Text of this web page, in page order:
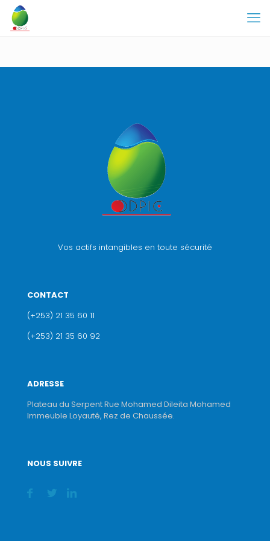
Vos actifs intangibles en toute sécurité
CONTACT
(+253) 21 35 60 11
(+253) 21 35 60 92
ADRESSE
Plateau du Serpent Rue Mohamed Dileita Mohamed
Immeuble Loyauté, Rez de Chaussée.
NOUS SUIVRE